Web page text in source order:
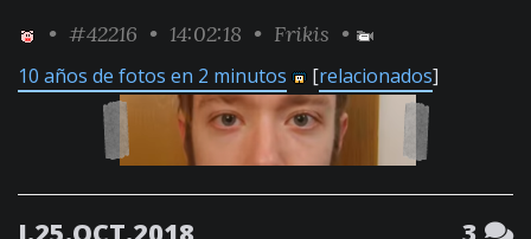
• #42216 • 14:02:18 • Frikis •
10 años de fotos en 2 minutos [relacionados]